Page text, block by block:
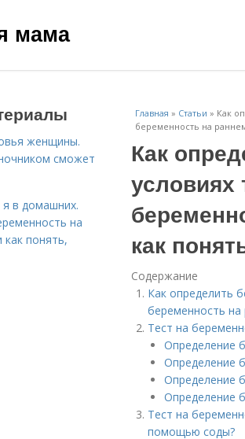
мама
Главная » Статьи » Как
беременность на
Как
как
Содержание
Как определить
беременность на
Тест на
Определение
Определение
Определение
Определение
Тест на
помощью соды?
женщины.
сможет
я в домашних.
на
как понять,